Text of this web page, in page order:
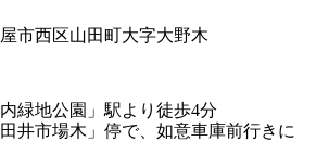
市西区山田町大字大野木
緑地公園」駅より徒歩4分
井市場木」停で、如意車庫前行きに